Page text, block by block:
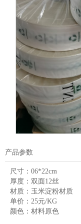
产品参数
尺寸： 06*22cm
厚度： 双面12丝
材质： 玉米淀粉材质
单价： 25元/KG
颜色： 材料原色